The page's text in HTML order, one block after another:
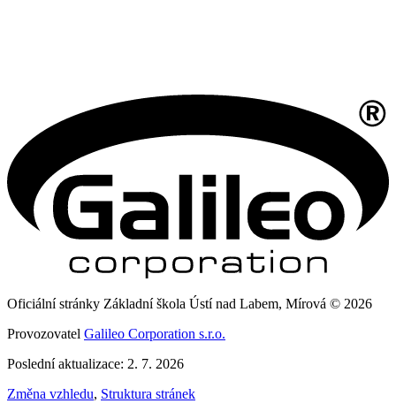
Oficiální stránky Základní škola Ústí nad Labem, Mírová © 2026
Provozovatel Galileo Corporation s.r.o.
Poslední aktualizace: 2. 7. 2026
Změna vzhledu, Struktura stránek